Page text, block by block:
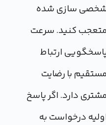
سازی شده
متعجب کنید. سرعت
ارتباط
مستقیم با رضایت
مشتری دارد. اگر پاسخ
درخواست به